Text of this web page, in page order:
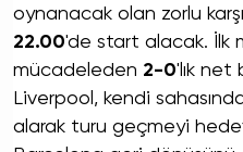
oynanacak olan zorlu
22.00'de start alacak. İlk
mücadeleden 2-0'lık net
Liverpool, kendi
alarak turu geçmeyi